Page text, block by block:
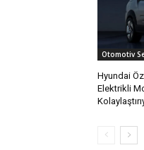
Otomotiv
Hyundai
Elektrikli